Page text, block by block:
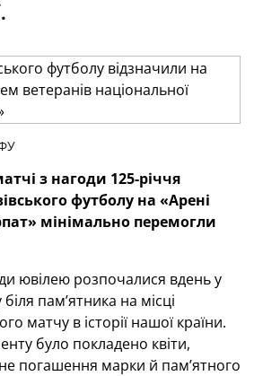
з нагоди 125-річчя
футболу на «Арені
мінімально перемогли
ювілею розпочалися вдень у
пам’ятника на місці
матчу в історії нашої країни.
було покладено квіти,
погашення марки й пам’ятного